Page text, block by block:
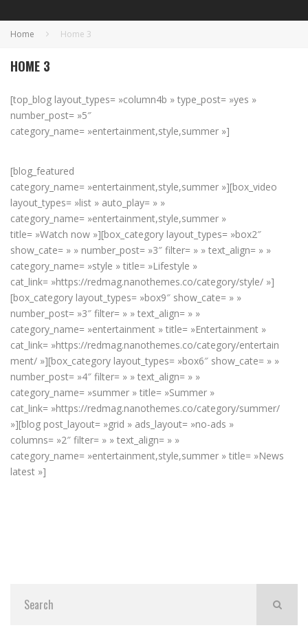
Home Home 3
HOME 3
[top_blog layout_types= »column4b » type_post= »yes »
number_post= »5″
category_name= »entertainment,style,summer »]
[blog_featured
category_name= »entertainment,style,summer »][box_video
layout_types= »list » auto_play= » »
category_name= »entertainment,style,summer »
title= »Watch now »][box_category layout_types= »box2″
show_cate= » » number_post= »3″ filter= » » text_align= » »
category_name= »style » title= »Lifestyle »
cat_link= »https://redmag.nanothemes.co/category/style/ »]
[box_category layout_types= »box9″ show_cate= » »
number_post= »3″ filter= » » text_align= » »
category_name= »entertainment » title= »Entertainment »
cat_link= »https://redmag.nanothemes.co/category/entertain
ment/ »][box_category layout_types= »box6″ show_cate= » »
number_post= »4″ filter= » » text_align= » »
category_name= »summer » title= »Summer »
cat_link= »https://redmag.nanothemes.co/category/summer/
»][blog post_layout= »grid » ads_layout= »no-ads »
columns= »2″ filter= » » text_align= » »
category_name= »entertainment,style,summer » title= »News
latest »]